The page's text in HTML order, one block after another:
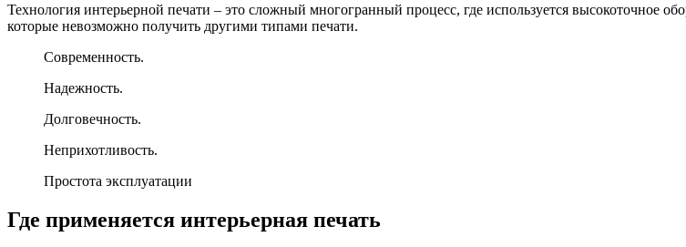
Технология интерьерной печати – это сложный многогранный процесс, где используется высокоточное
которые невозможно получить другими типами печати.
Современность.
Надежность.
Долговечность.
Неприхотливость.
Простота эксплуатации
Где применяется интерьерная печать